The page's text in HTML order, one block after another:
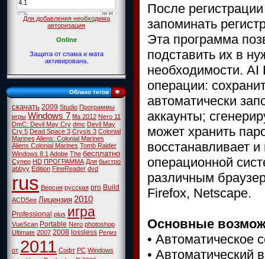
Для добавления необходима
авторизация
Online
Защита от спама и мата
активирована.
Облако тегов
скачать 2009 Studio Программы
игры Windows 7 fifa 2012 Nero 11
DmC: Devil May Cry dmc Devil May
Cry 5 Dead Space 3 Crysis 3 Colonial
MarinesAliens: Colonial Marines
Aliens Colonial Marines Tomb Raider
Windows 8.1Adobe The бесплатно
Супер HD ПРОГРАММА Для быстро
abbyy Edition FineReader dvd
rus Версия русская pro Build
ACDSee Лицензия 2010
Professional plus игра
VueScan Portable Nero photoshop
Ultimate 2007 2008 lossless Релиз
от 2011 Софт PC Windows
После
запоминать
Эта программа
подставить их в
необходимости.
операции:
автоматически
аккаунты;
может хранить
восстанавливает
операционной
различным
Firefox, Netscape.
Основные
• Автоматическое
•